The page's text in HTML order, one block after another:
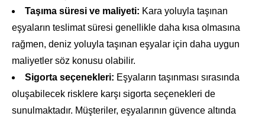
Taşıma süresi ve maliyeti: Kara yoluyla taşınan
eşyaların teslimat süresi genellikle daha kısa olmasına
rağmen, deniz yoluyla taşınan eşyalar için daha uygun
maliyetler söz konusu olabilir.
Sigorta seçenekleri: Eşyaların taşınması sırasında
oluşabilecek risklere karşı sigorta seçenekleri de
sunulmaktadır. Müşteriler, eşyalarının güvence altında